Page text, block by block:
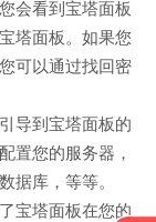
会看到宝塔面板
塔面板。如果您
可以通过找回密
导到宝塔面板的
置您的服务器，
据库，等等。
宝塔面板在您的